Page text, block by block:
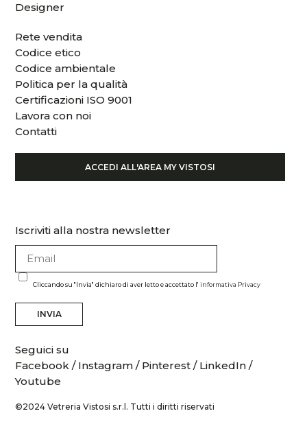
Designer
Rete vendita
Codice etico
Codice ambientale
Politica per la qualità
Certificazioni ISO 9001
Lavora con noi
Contatti
ACCEDI ALL'AREA MY VISTOSI
Iscriviti alla nostra newsletter
Cliccando su "Invia" dichiaro di aver letto e accettato l'informativa Privacy
INVIA
©2024 Vetreria Vistosi s.r.l. Tutti i diritti riservati
Seguici su
Facebook/ Instagram / Pinterest / LinkedIn /
Youtube